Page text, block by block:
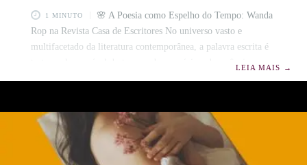
1 MINUTO
🌸 A Poesia como Espelho do Tempo: Wanda
Rop na Revista Casa de Escritores No universo vasto e
multifacetado da literatura contemporânea, a palavra escrita é
testemunha sensível do tempo, da memória e da essência
filósofa e historiadora, cuja pena transborda lirismo e
densidade intelectual. 📜 🪶 Sua participação na prestigiada
Revista Casa de Escritores, edição de outubro de 2025 da
Editora
LEIA MAIS →